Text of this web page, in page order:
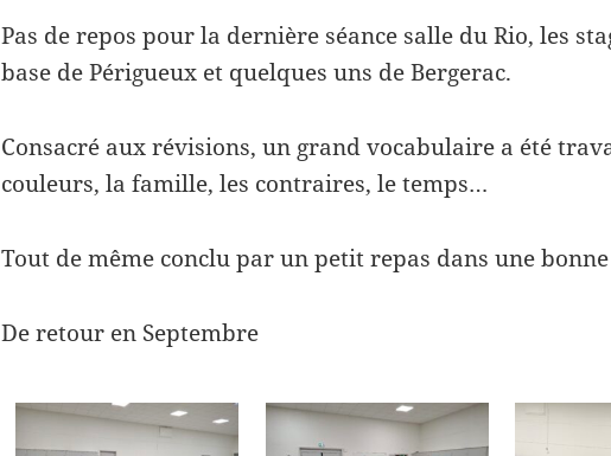
Pas de repos pour la dernière séance salle du Rio, les
base de Périgueux et quelques uns de Bergerac.
Consacré aux révisions, un grand vocabulaire a été
couleurs, la famille, les contraires, le temps…
Tout de même conclu par un petit repas dans une
De retour en Septembre